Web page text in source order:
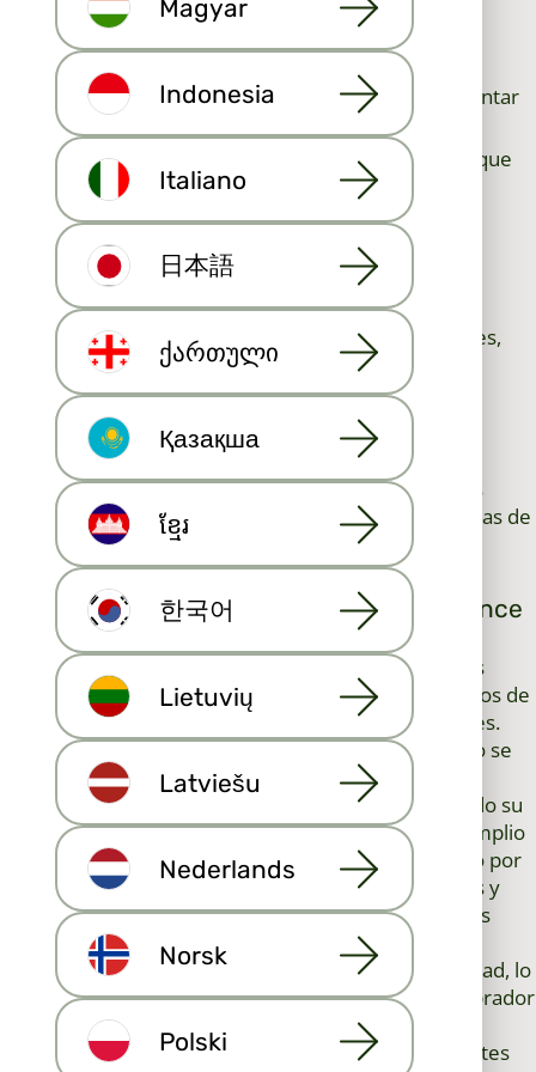
acceso a bienes raíces MLS, puede:
Proporcionar listados actualizados antes de que
aparezcan en las plataformas de consumidores.
Ofrecer análisis comparativos de mercado para orientar
estrategias de precios.
Proporcionar información transparente y confiable que
genere confianza y lealtad a largo plazo.
Maximizar la exposición del vendedor a
través del Servicio de Listado Múltiple
Al publicar una propiedad en el MLS, esta llega
inmediatamente a miles de compradores potenciales,
tanto locales como internacionales. Esto significa:
Exposición más rápida a compradores serios.
Ofertas competitivas de un grupo más amplio de
prospectos.
Una reputación como un agente que utiliza todas las
herramientas disponibles para comercializar viviendas de
manera eficaz.
MLS en múltiples sitios de listados: alcance
local e internacional
Una de las mayores ventajas del Servicio de Listados
Múltiples (MLS) es su capacidad para distribuir listados de
propiedades en plataformas locales e internacionales.
Cuando una propiedad se registra en el MLS, no solo se
queda en una base de datos, sino que a menudo se
incorpora a múltiples sitios web asociados, ampliando su
visibilidad mucho más allá del mercado local. Este amplio
alcance garantiza que los listados sean vistos no solo por
compradores cercanos, sino también por inversores y
clientes internacionales que buscan en línea. Para los
agentes inmobiliarios, esto crea un potente canal de
marketing: cada vivienda obtiene una mayor visibilidad, lo
que aumenta las posibilidades de encontrar al comprador
ideal más rápido y, a menudo, a un mejor precio. Al
aprovechar las redes inmobiliarias del MLS, los agentes
Magyar
Indonesia
Italiano
日本語
ქართული
Қазақша
ខ្មែរ
한국어
Lietuvių
Latviešu
Nederlands
Norsk
Polski